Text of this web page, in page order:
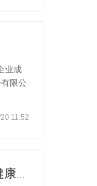
业成
限公
化深
的交
11:52